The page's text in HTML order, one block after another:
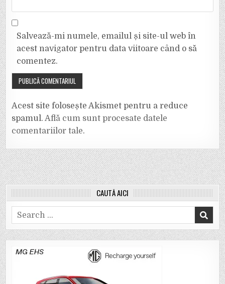
Salvează-mi numele, emailul și site-ul web în
acest navigator pentru data viitoare când o să
comentez.
Acest site folosește Akismet pentru a reduce
spamul.Află cum sunt procesate datele
comentariilor tale.
CAUTĂ AICI
Search
for: